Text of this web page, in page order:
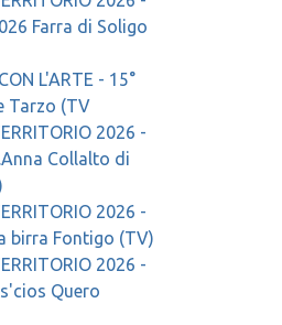
2026 -
Farra di Soligo
L'ARTE - 15°
Tarzo (TV
2026 -
Collalto di
2026 -
birra Fontigo (TV)
2026 -
Quero